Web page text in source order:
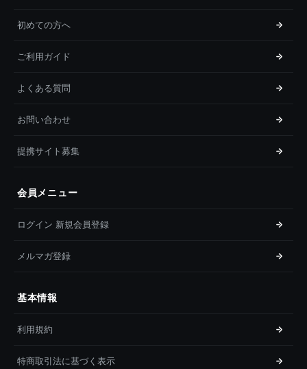
初めての方へ
ご利用ガイド
よくある質問
お問い合わせ
提携サイト募集
会員メニュー
ログイン 新規会員登録
メルマガ登録
基本情報
利用規約
特商取引法に基づく表示